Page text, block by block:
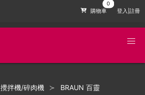
購物車 登入|註冊
攪拌機/碎肉機 BRAUN 百靈